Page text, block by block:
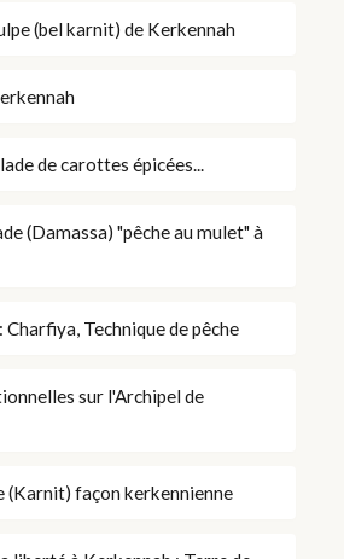
(bel karnit) de Kerkennah
de carottes épicées...
(Damassa) "pêche au mulet" à
Charfiya, Technique de pêche
sur l'Archipel de
(Karnit) façon kerkennienne